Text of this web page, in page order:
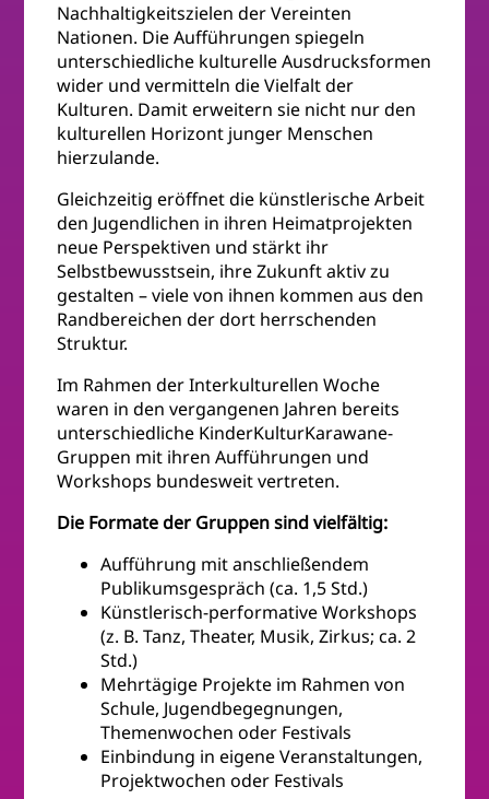
Nachhaltigkeitszielen der Vereinten
Nationen. Die Aufführungen spiegeln
unterschiedliche kulturelle Ausdrucksformen
wider und vermitteln die Vielfalt der
Kulturen. Damit erweitern sie nicht nur den
kulturellen Horizont junger Menschen
hierzulande.
Gleichzeitig eröffnet die künstlerische Arbeit
den Jugendlichen in ihren Heimatprojekten
neue Perspektiven und stärkt ihr
Selbstbewusstsein, ihre Zukunft aktiv zu
gestalten – viele von ihnen kommen aus den
Randbereichen der dort herrschenden
Struktur.
Im Rahmen der Interkulturellen Woche
waren in den vergangenen Jahren bereits
unterschiedliche KinderKulturKarawane-
Gruppen mit ihren Aufführungen und
Workshops bundesweit vertreten.
Die Formate der Gruppen sind vielfältig:
Aufführung mit anschließendem
Publikumsgespräch (ca. 1,5 Std.)
Künstlerisch-performative Workshops
(z. B. Tanz, Theater, Musik, Zirkus; ca. 2
Std.)
Mehrtägige Projekte im Rahmen von
Schule, Jugendbegegnungen,
Themenwochen oder Festivals
Einbindung in eigene Veranstaltungen,
Projektwochen oder Festivals